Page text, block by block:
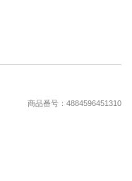
商品番号：4884596451310